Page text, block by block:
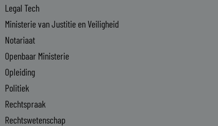
Legal Tech
Ministerie van Justitie en Veiligheid
Notariaat
Openbaar Ministerie
Opleiding
Politiek
Rechtspraak
Rechtswetenschap